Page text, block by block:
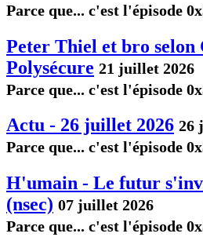
Parce que... c'est l'épisode
Peter Thiel et bro selon
Polysécure 21 juillet 2026
Parce que... c'est l'épisode
Actu - 26 juillet 2026 26
Parce que... c'est l'épisode
H'umain - Le futur
(nsec) 07 juillet 2026
Parce que... c'est l'épisode